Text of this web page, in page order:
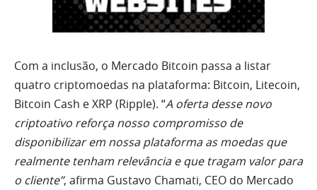
Com a inclusão, o Mercado Bitcoin passa a listar
quatro criptomoedas na plataforma: Bitcoin, Litecoin,
Bitcoin Cash e XRP (Ripple). “A oferta desse novo
criptoativo reforça nosso compromisso de
disponibilizar em nossa plataforma as moedas que
realmente tenham relevância e que tragam valor para
o cliente”, afirma Gustavo Chamati, CEO do Mercado